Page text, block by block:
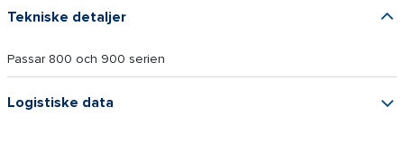
Tekniske detaljer
Passar 800 och 900 serien
Logistiske data